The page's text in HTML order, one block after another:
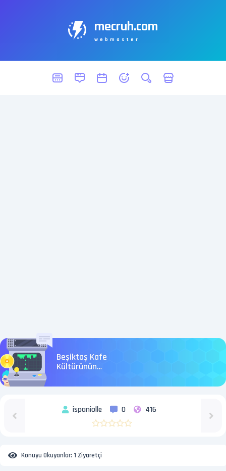
mecruh.com
webmaster
Beşiktaş Kafe
Kültürünün
CafeFigu
ispaniolle 0 416
Konuyu Okuyanlar: 1 Ziyaretçi